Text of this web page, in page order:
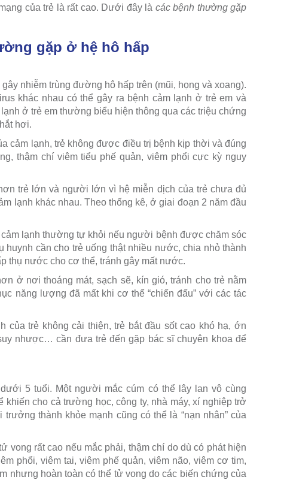
của trẻ là rất cao. Dưới đây là các bệnh thường gặp
gặp ở hệ hô hấp
nhiễm trùng đường hô hấp trên (mũi, họng và xoang).
khác nhau có thể gây ra bệnh cảm lạnh ở trẻ em và
ở trẻ em thường biểu hiện thông qua các triệu chứng
hơi.
cảm lạnh, trẻ không được điều trị bệnh kịp thời và đúng
thậm chí viêm tiểu phế quản, viêm phổi cực kỳ nguy
trẻ lớn và người lớn vì hệ miễn dịch của trẻ chưa đủ
lạnh khác nhau. Theo thống kê, ở giai đoạn 2 năm đầu
lạnh thường tự khỏi nếu người bệnh được chăm sóc
cần cho trẻ uống thật nhiều nước, chia nhỏ thành
thụ nước cho cơ thể, tránh gây mất nước.
ở nơi thoáng mát, sạch sẽ, kín gió, tránh cho trẻ nằm
năng lượng đã mất khi cơ thể “chiến đấu” với các tác
của trẻ không cải thiện, trẻ bắt đầu sốt cao khó hạ, ớn
nhược… cần đưa trẻ đến gặp bác sĩ chuyên khoa để
5 tuổi. Một người mắc cúm có thể lây lan vô cùng
cho cả trường học, công ty, nhà máy, xí nghiệp trở
thành khỏe mạnh cũng có thể là “nạn nhân” của
vong rất cao nếu mắc phải, thậm chí do dù có phát hiện
phổi, viêm tai, viêm phế quản, viêm não, viêm cơ tim,
nhưng hoàn toàn có thể tử vong do các biến chứng của